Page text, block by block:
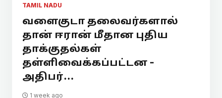
TAMIL NADU
வளைகுடா தலைவர்களால்
தான் ஈரான் மீதான புதிய
தாக்குதல்கள்
தள்ளிவைக்கப்பட்டன -
அதிபர்...
1 week ago